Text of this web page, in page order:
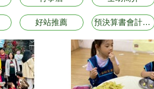
好站推薦 預決算書會計月報表專區